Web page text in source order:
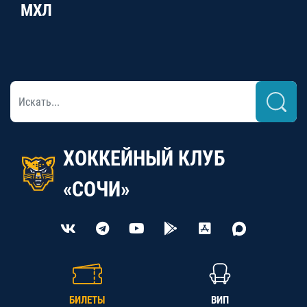
МХЛ
ХОККЕЙНЫЙ КЛУБ
«СОЧИ»
БИЛЕТЫ ВИП